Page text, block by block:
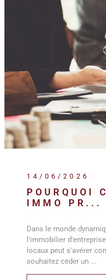
14/06/2026
POURQUOI
IMMO PR...
Dans le monde
l'immobilier
locaux peut s'avérer
souhaitez céder un ...